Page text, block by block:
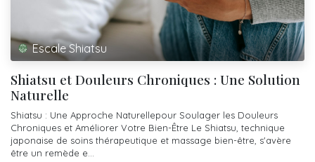
Escale Shiatsu
Shiatsu et Douleurs Chroniques : Une Solution
Naturelle
Shiatsu : Une Approche Naturellepour Soulager les Douleurs
Chroniques et Améliorer Votre Bien-Être Le Shiatsu, technique
japonaise de soins thérapeutique et massage bien-être, s'avère
être un remède e...